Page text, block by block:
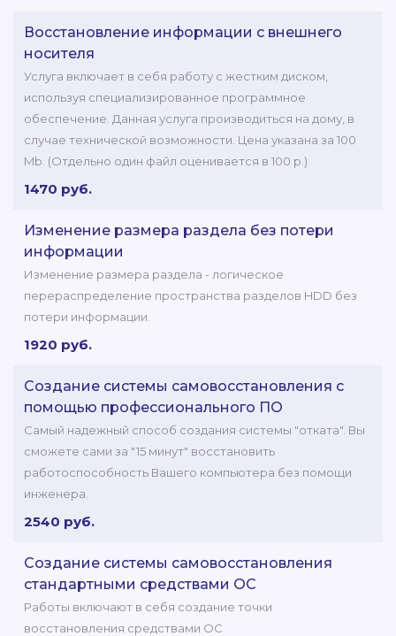
Восстановление информации с внешнего
носителя
Услуга включает в себя работу с жестким диском,
используя специализированное программное
обеспечение. Данная услуга производиться на дому, в
случае технической возможности. Цена указана за 100
Mb. (Отдельно один файл оценивается в 100 р.)
1470 руб.
Изменение размера раздела без потери
информации
Изменение размера раздела - логическое
перераспределение пространства разделов HDD без
потери информации.
1920 руб.
Создание системы самовосстановления с
помощью профессионального ПО
Самый надежный способ создания системы "отката". Вы
сможете сами за "15 минут" восстановить
работоспособность Вашего компьютера без помощи
инженера.
2540 руб.
Создание системы самовосстановления
стандартными средствами ОС
Работы включают в себя создание точки
восстановления средствами ОС